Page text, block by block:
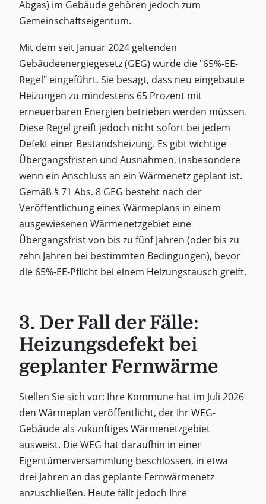
Abgas) im Gebäude gehören jedoch zum
Gemeinschaftseigentum.
Mit dem seit Januar 2024 geltenden
Gebäudeenergiegesetz (GEG) wurde die "65%-EE-
Regel" eingeführt. Sie besagt, dass neu eingebaute
Heizungen zu mindestens 65 Prozent mit
erneuerbaren Energien betrieben werden müssen.
Diese Regel greift jedoch nicht sofort bei jedem
Defekt einer Bestandsheizung. Es gibt wichtige
Übergangsfristen und Ausnahmen, insbesondere
wenn ein Anschluss an ein Wärmenetz geplant ist.
Gemäß § 71 Abs. 8 GEG besteht nach der
Veröffentlichung eines Wärmeplans in einem
ausgewiesenen Wärmenetzgebiet eine
Übergangsfrist von bis zu fünf Jahren (oder bis zu
zehn Jahren bei bestimmten Bedingungen), bevor
die 65%-EE-Pflicht bei einem Heizungstausch greift.
3. Der Fall der Fälle:
Heizungsdefekt bei
geplanter Fernwärme
Stellen Sie sich vor: Ihre Kommune hat im Juli 2026
den Wärmeplan veröffentlicht, der Ihr WEG-
Gebäude als zukünftiges Wärmenetzgebiet
ausweist. Die WEG hat daraufhin in einer
Eigentümerversammlung beschlossen, in etwa
drei Jahren an das geplante Fernwärmenetz
anzuschließen. Heute fällt jedoch Ihre